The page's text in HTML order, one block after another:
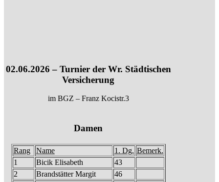
02.06.2026 – Turnier der Wr. Städtischen
Versicherung
im BGZ – Franz Kocistr.3
Damen
Rang Name 1. Dg. Bemerk.
1
Bicik Elisabeth
43
2
Brandstätter Margit
46